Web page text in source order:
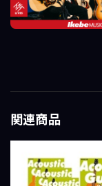
関連商品